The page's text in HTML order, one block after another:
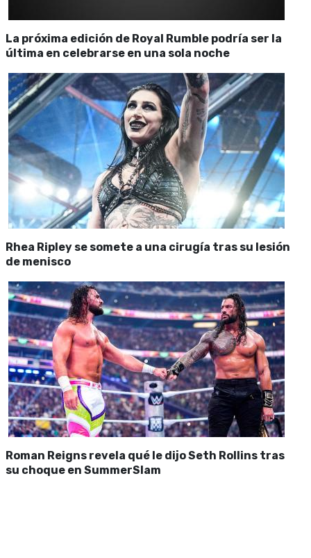
La próxima edición de Royal Rumble podría ser la
última en celebrarse en una sola noche
Rhea Ripley se somete a una cirugía tras su lesión
de menisco
Roman Reigns revela qué le dijo Seth Rollins tras
su choque en SummerSlam